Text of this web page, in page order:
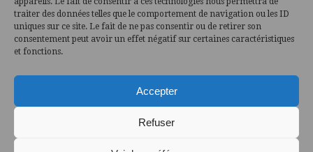
traiter des données telles que le comportement de navigation ou les ID
uniques sur ce site. Le fait de ne pas consentir ou de retirer son
consentement peut avoir un effet négatif sur certaines caractéristiques
et fonctions.
Accepter
Refuser